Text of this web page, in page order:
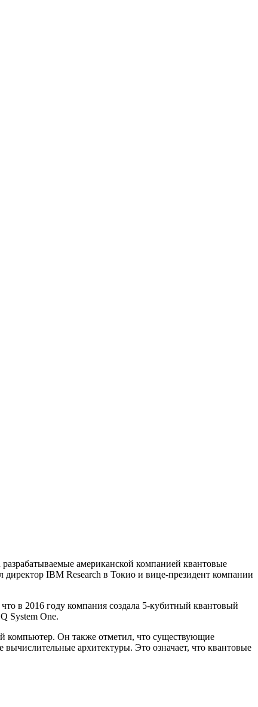
американской компанией квантовые
IBM Research в Токио и вице-президент компании
в 2016 году компания создала 5-кубитный квантовый
System One.
компьютер. Он также отметил, что существующие
архитектуры. Это означает, что квантовые